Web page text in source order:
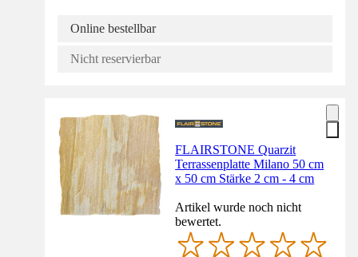
Online bestellbar
Nicht reservierbar
FLAIRSTONE Quarzit
Terrassenplatte Milano 50 cm
x 50 cm Stärke 2 cm - 4 cm
Artikel wurde noch nicht
bewertet.